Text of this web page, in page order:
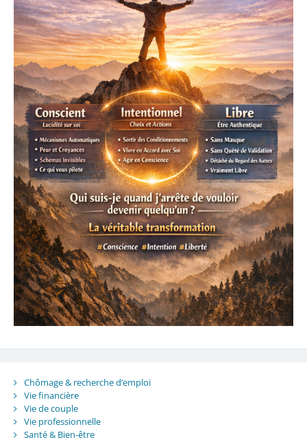
Chômage & recherche d’emploi
Vie financière
Vie de couple
Vie professionnelle
Santé & Bien-être